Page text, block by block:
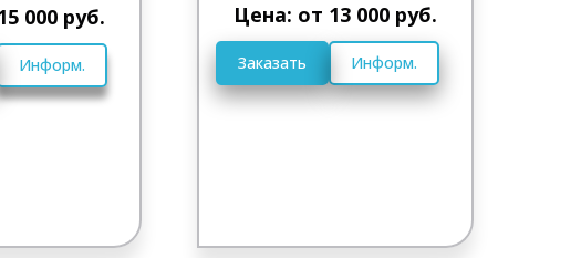
000 руб.
Информ.
Цена: от 13 000 руб.
Заказать Информ.